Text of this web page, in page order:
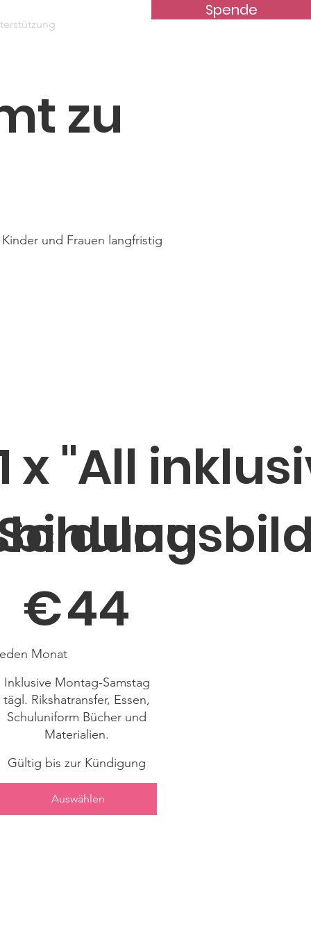
Spende
Kontakt
x "All
€44
Monat
Inklusive Montag-Samstag
tägl. Rikshatransfer, Essen,
Schuluniform Bücher und
Materialien.
Gültig bis zur Kündigung
Auswählen
zu
und Frauen langfristig